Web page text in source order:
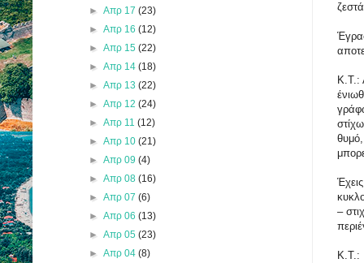
Κ.Τ.:
θυμό,
–
Κ.Τ.:
► Απρ 17 (23)
► Απρ 16 (12)
► Απρ 15 (22)
► Απρ 14 (18)
► Απρ 13 (22)
► Απρ 12 (24)
► Απρ 11 (12)
► Απρ 10 (21)
► Απρ 09 (4)
► Απρ 08 (16)
► Απρ 07 (6)
► Απρ 06 (13)
► Απρ 05 (23)
► Απρ 04 (8)